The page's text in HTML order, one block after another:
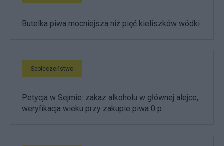
Butelka piwa mocniejsza niż pięć kieliszków wódki.
Społeczeństwo
Petycja w Sejmie: zakaz alkoholu w głównej alejce,
weryfikacja wieku przy zakupie piwa 0 p